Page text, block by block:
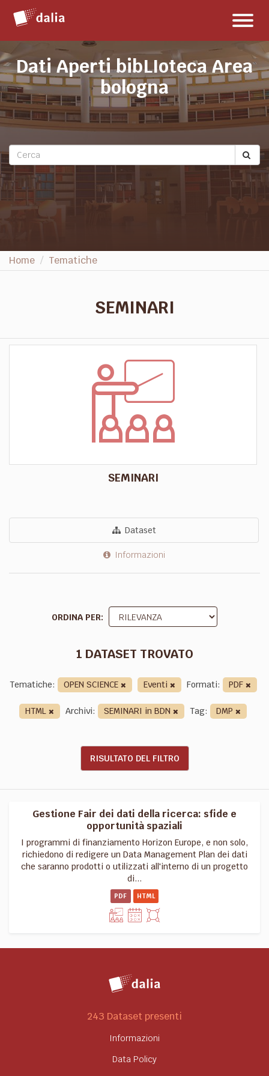
contenuto
Dati Aperti bibLIoteca Area
bologna
Home Tematiche
SEMINARI
SEMINARI
Dataset
Informazioni
ORDINA PER
1 DATASET TROVATO
Tematiche: OPEN SCIENCE Eventi Formati:
PDF
HTML
Archivi: SEMINARI in BDN Tag: DMP
RISULTATO DEL FILTRO
Gestione Fair dei dati della ricerca: sfide e
opportunità spaziali
I programmi di finanziamento Horizon Europe, e non solo,
richiedono di redigere un Data Management Plan dei dati
che saranno prodotti o utilizzati all'interno di un progetto
di...
PDF HTML
243 Dataset presenti
Informazioni
Data Policy